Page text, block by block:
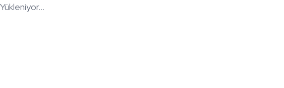
Yükleniyor...